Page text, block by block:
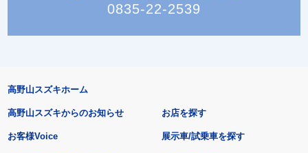
0835-22-2539
高野山スズキホーム
高野山スズキからのお知らせ
お客様Voice
お店を探す
展示車/試乗車を探す